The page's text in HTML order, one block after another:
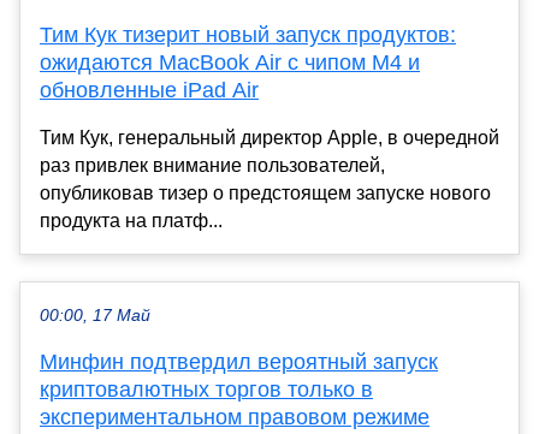
Тим Кук тизерит новый запуск продуктов:
ожидаются MacBook Air с чипом M4 и
обновленные iPad Air
Тим Кук, генеральный директор Apple, в очередной
раз привлек внимание пользователей,
опубликовав тизер о предстоящем запуске нового
продукта на платф...
00:00, 17 Май
Минфин подтвердил вероятный запуск
криптовалютных торгов только в
экспериментальном правовом режиме